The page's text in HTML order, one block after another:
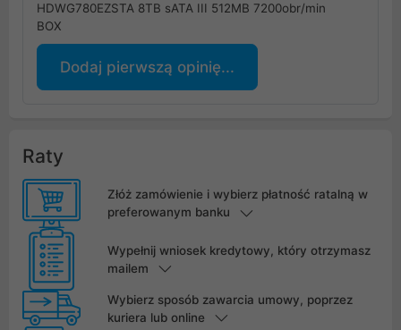
HDWG780EZSTA 8TB sATA III 512MB 7200obr/min
BOX
Dodaj pierwszą opinię...
Raty
Złóż zamówienie i wybierz płatność ratalną w
preferowanym banku
Wypełnij wniosek kredytowy, który otrzymasz
mailem
Wybierz sposób zawarcia umowy, poprzez
kuriera lub online